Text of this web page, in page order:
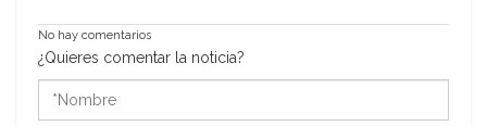
No hay comentarios
¿Quieres comentar la noticia?